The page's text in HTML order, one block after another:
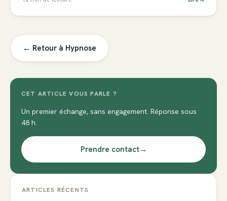
← Retour à Hypnose
CET ARTICLE VOUS PARLE ?
Un premier échange, sans engagement. Réponse sous
48 h.
Prendre contact→
ARTICLES RÉCENTS